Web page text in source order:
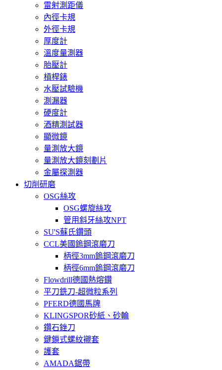
雷射測距儀
內徑卡規
外徑卡規
厚度計
溫度量測器
胎壓計
槓桿錶
水壓試驗機
測漏器
硬度計
酒精測試器
顯微鏡
量測放大鏡
量測放大鏡刻劃片
金屬探測器
切削研磨
OSG絲攻
OSG螺旋絲攻
管用斜牙絲攻NPT
SU'S蘇氏鑽頭
CCL美國鎢鋼滾磨刀
柄徑3mm鎢鋼滾磨刀
柄徑6mm鎢鋼滾磨刀
Flowdrill德國熱熔鑽
平刀銑刀-超微粒系列
PFERD德國馬牌
KLINGSPOR砂紙、砂輪
鑽石銼刀
鍵鎖式螺紋襯套
護套
AMADA鋸帶